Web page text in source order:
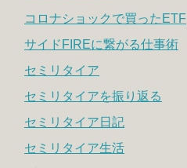
コロナショックで買ったETF
サイドFIREに繋がる仕事術
セミリタイア
セミリタイアを振り返る
セミリタイア日記
セミリタイア生活